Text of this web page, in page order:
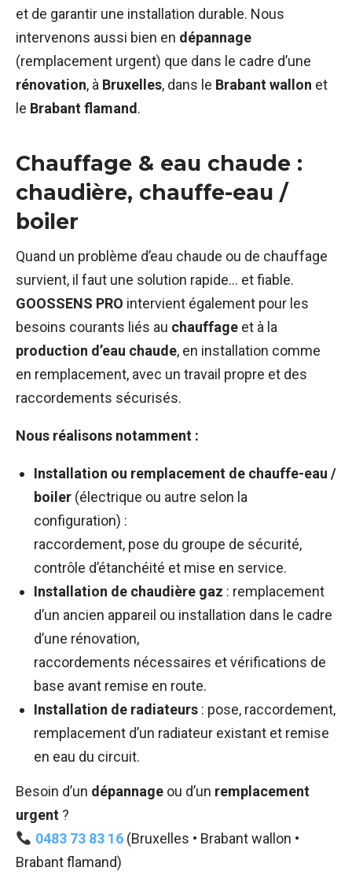
et de garantir une installation durable. Nous
intervenons aussi bien en dépannage
(remplacement urgent) que dans le cadre d’une
rénovation, à Bruxelles, dans le Brabant wallon et
le Brabant flamand .
Chauffage & eau chaude :
chaudière, chauffe-eau /
boiler
Quand un problème d’eau chaude ou de chauffage
survient, il faut une solution rapide… et fiable.
GOOSSENS PRO intervient également pour les
besoins courants liés au chauffage et à la
production d’eau chaude, en installation comme
en remplacement, avec un travail propre et des
raccordements sécurisés.
Nous réalisons notamment :
Installation ou remplacement de chauffe-eau /
boiler (électrique ou autre selon la
configuration) :
raccordement, pose du groupe de sécurité,
contrôle d’étanchéité et mise en service.
Installation de chaudière gaz : remplacement
d’un ancien appareil ou installation dans le cadre
d’une rénovation,
raccordements nécessaires et vérifications de
base avant remise en route.
Installation de radiateurs : pose, raccordement,
remplacement d’un radiateur existant et remise
en eau du circuit.
Besoin d’un dépannage ou d’un remplacement
urgent ?
0483 73 83 16(Bruxelles • Brabant wallon •
Brabant flamand)